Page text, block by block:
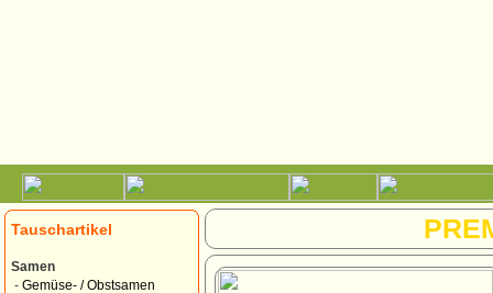
Tauschartikel
Samen
- Gemüse- / Obstsamen